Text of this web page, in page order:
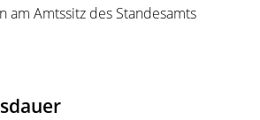
am Amtssitz des Standesamts